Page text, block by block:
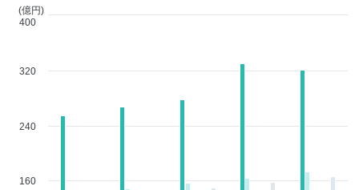
160
240
320
(億円)
400